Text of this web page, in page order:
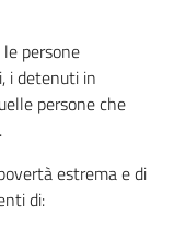
persone
i detenuti in
persone che
estrema e di
di: